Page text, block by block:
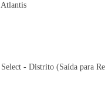
Atlantis
Select - Distrito (Saída para